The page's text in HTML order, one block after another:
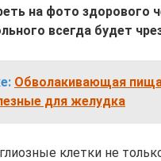
на фото здорового
всегда будет
Обволакивающая
для желудка
клетки не